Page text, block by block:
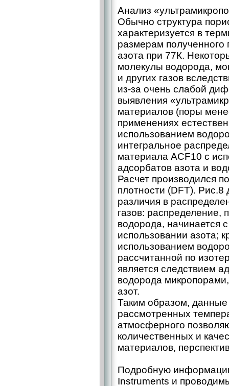
Анализ
Обычно структура
характеризуется в
размерам полученного
азота при 77К.
молекулы водорода,
и других газов
из-за очень слабой
выявления
материалов (поры
применениях
использованием
интегральное
материала ACF10 с
адсорбатов азота и
Расчет производился
плотности (DFT). Рис.8
различия в
газов: распределение,
водорода, начинается
использовании азота;
использованием
рассчитанной по
является следствием
водорода
азот.
Таким образом,
рассмотренных
атмосферного
количественных и
материалов,
Подробную
Instruments и